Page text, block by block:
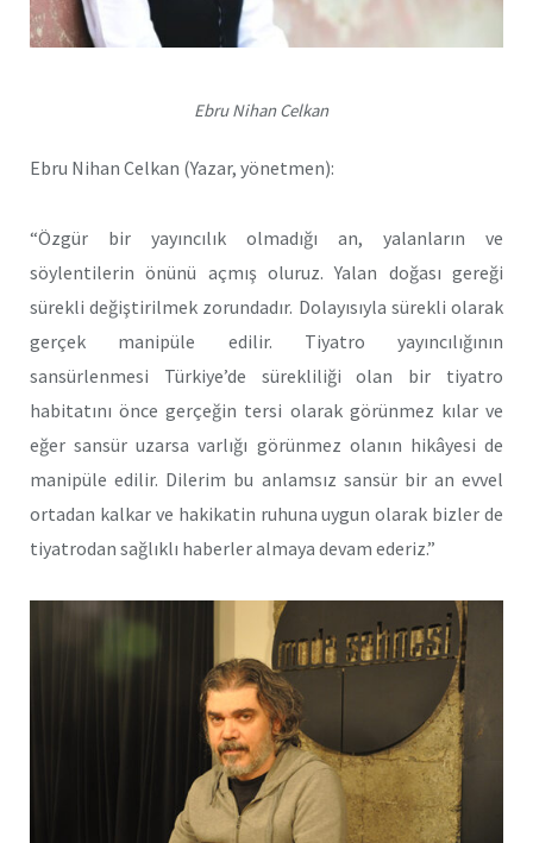
Ebru Nihan Celkan
Ebru Nihan Celkan (Yazar, yönetmen):
“Özgür bir yayıncılık olmadığı an, yalanların ve
söylentilerin önünü açmış oluruz. Yalan doğası gereği
sürekli değiştirilmek zorundadır. Dolayısıyla sürekli olarak
gerçek manipüle edilir. Tiyatro yayıncılığının
sansürlenmesi Türkiye’de sürekliliği olan bir tiyatro
habitatını önce gerçeğin tersi olarak görünmez kılar ve
eğer sansür uzarsa varlığı görünmez olanın hikâyesi de
manipüle edilir. Dilerim bu anlamsız sansür bir an evvel
ortadan kalkar ve hakikatin ruhuna uygun olarak bizler de
tiyatrodan sağlıklı haberler almaya devam ederiz.”